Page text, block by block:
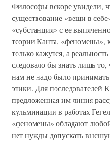
Философы вскоре увидели,
существование «вещи в
«субстанция» с ее
теории Канта, «феномены»,
только кажутся, а
следовало бы знать лишь
нам не надо было
этики. Для последователей
предложенная им линия
кульминации в работах
«феномены» обладают
нет нужды допускать